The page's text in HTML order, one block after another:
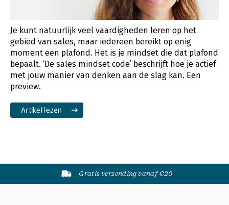
Je kunt natuurlijk veel vaardigheden leren op het
gebied van sales, maar iedereen bereikt op enig
moment een plafond. Het is je mindset die dat plafond
bepaalt. ‘De sales mindset code’ beschrijft hoe je actief
met jouw manier van denken aan de slag kan. Een
preview.
Artikel lezen
Gratis verzending vanaf €20